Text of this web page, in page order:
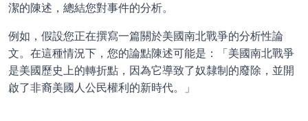
潔的陳述，總結您對事件的分析。
例如，假設您正在撰寫一篇關於美國南北戰爭的分析性論
文。在這種情況下，您的論點陳述可能是：「美國南北戰爭
是美國歷史上的轉折點，因為它導致了奴隸制的廢除，並開
啟了非裔美國人公民權利的新時代。」